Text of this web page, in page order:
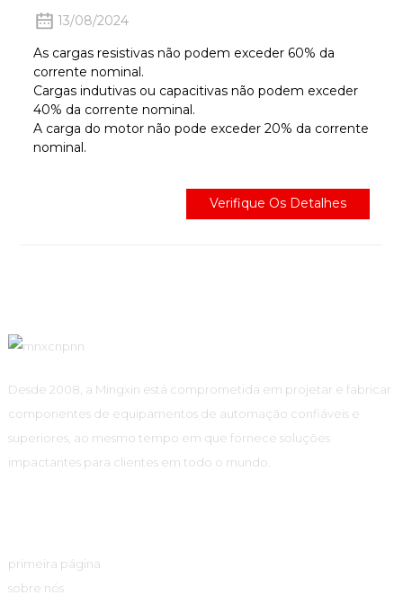
13/08/2024
As cargas resistivas não podem exceder 60% da
corrente nominal.
Cargas indutivas ou capacitivas não podem exceder
40% da corrente nominal.
A carga do motor não pode exceder 20% da corrente
nominal.
Verifique Os Detalhes
Desde 2008, a Mingxin está comprometida em projetar e fabricar
componentes de equipamentos de automação confiáveis ​​e
superiores, ao mesmo tempo em que fornece soluções
impactantes para clientes em todo o mundo.
primeira página
sobre nós